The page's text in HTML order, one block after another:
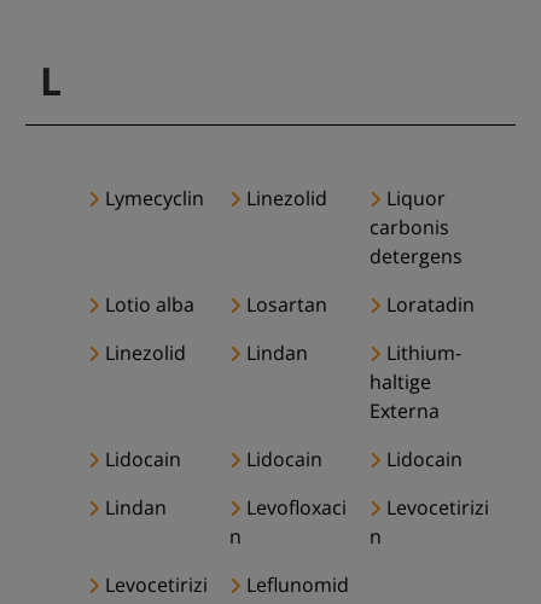
L
Lymecyclin Linezolid
Liquor
carbonis
detergens
Lotio alba
Losartan
Loratadin
Linezolid
Lindan
Lithium-
haltige
Externa
Lidocain
Lidocain
Lidocain
Lindan
Levofloxaci
n
Levocetirizi
n
Levocetirizi
Leflunomid